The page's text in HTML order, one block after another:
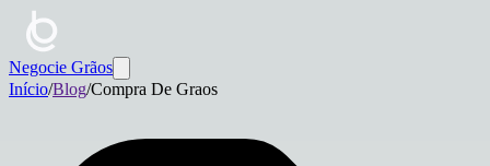
Negocie Grãos
Início/Blog/Compra De Graos